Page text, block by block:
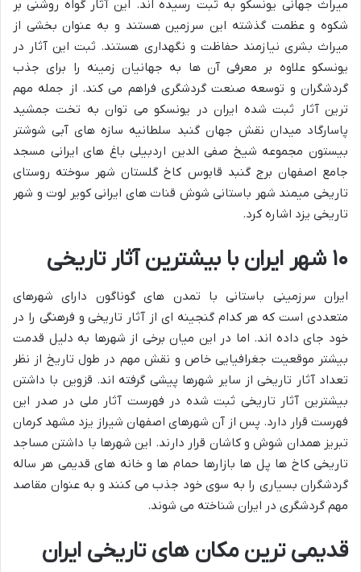
میراث جهانی یونسکو به ثبت رسیده اند. این آثار گواه روشنی بر
شکوه و عظمت گذشته این سرزمین هستند و به عنوان بخشی از
میراث بشری نیازمند حفاظت و نگهداری هستند. ثبت این آثار در
یونسکو علاوه بر معرفی آن ها به جهانیان زمینه را برای جذب
گردشگران و توسعه صنعت گردشگری فراهم می کند. از جمله مهم
ترین آثار ثبت شده ایران در یونسکو می توان به تخت جمشید
پاسارگاد میدان نقش جهان گنبد سلطانیه سازه های آبی شوشتر
بیستون مجموعه شیخ صفی الدین اردبیلی باغ های ایرانی مسجد
جامع اصفهان برج گنبد قابوس کاخ گلستان شهر سوخته روستای
تاریخی میمند شهر باستانی شوش قنات های ایرانی کویر لوت و شهر
تاریخی یزد اشاره کرد.
۱۰ شهر ایران با بیشترین آثار تاریخی
ایران سرزمینی باستانی با تمدن های گوناگون دارای شهرهای
متعددی است که هر کدام گنجینه ای از آثار تاریخی و فرهنگی را در
خود جای داده اند. اما در این میان برخی از شهرها به دلیل قدمت
بیشتر موقعیت جغرافیایی خاص و نقش مهم در طول تاریخ از نظر
تعداد آثار تاریخی از سایر شهرها پیشی گرفته اند. قزوین با داشتن
بیشترین آثار تاریخی ثبت شده در فهرست آثار ملی در صدر این
فهرست قرار دارد. پس از آن شهرهای اصفهان شیراز یزد مشهد کرمان
تبریز همدان شوش و کاشان قرار دارند. این شهرها با داشتن مساجد
تاریخی کاخ ها پل ها بازارها حمام ها و خانه های قدیمی هر ساله
گردشگران بسیاری را به سوی خود جذب می کنند و به عنوان مقاصد
مهم گردشگری در ایران شناخته می شوند.
قدیمی ترین مکان های تاریخی ایران